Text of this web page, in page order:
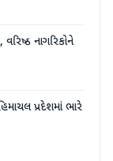
નાગરિકોને
પ્રદેશમાં ભારે